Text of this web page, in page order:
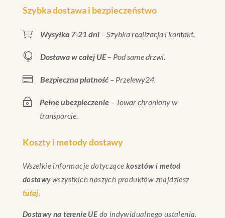
Szybka dostawa i bezpieczeństwo
 Wysyłka 7-21 dni– Szybka realizacja i kontakt.
 Dostawa w całej UE– Pod same drzwi.
 Bezpieczna płatność– Przelewy24.
~ Pełne ubezpieczenie– Towar chroniony w
transporcie.
Koszty i metody dostawy
Wszelkie informacje dotyczące kosztów i metod
dostawywszystkich naszych produktów znajdziesz
tutaj.
Dostawy na terenie UE do indywidualnego ustalenia.